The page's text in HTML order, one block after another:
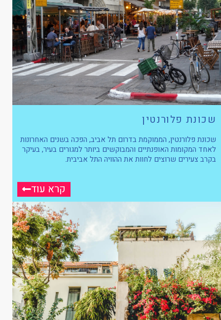
שכונת פלורנטין
שכונת פלורנטין, הממוקמת בדרום תל אביב, הפכה בשנים האחרונות
לאחד המקומות האופנתיים והמבוקשים ביותר למגורים בעיר, בעיקר
בקרב צעירים שרוצים לחוות את ההוויה התל אביבית.
קרא עוד